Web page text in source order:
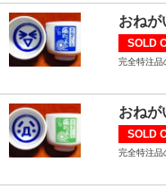
おねが
SOLD
完全特注品
おねが
SOLD
完全特注品